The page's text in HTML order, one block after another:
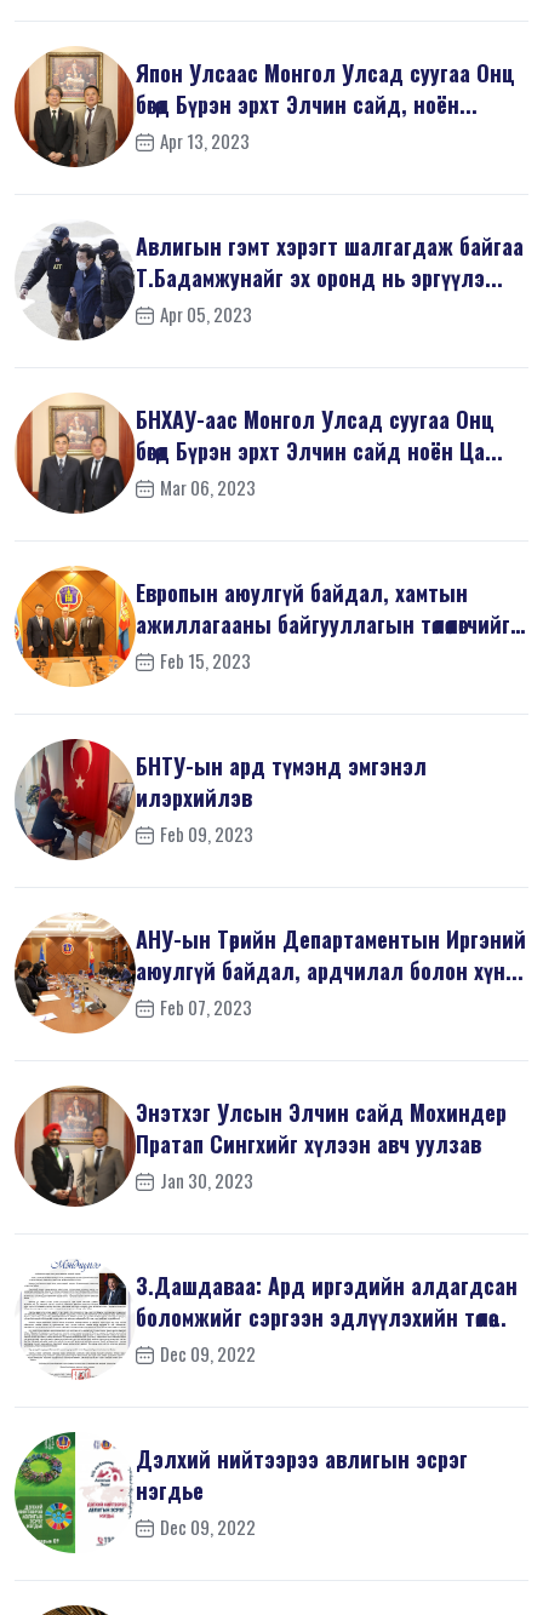
Япон Улсаас Монгол Улсад суугаа Онц
бөгөөд Бүрэн эрхт Элчин сайд, ноён...
Apr 13, 2023
Авлигын гэмт хэрэгт шалгагдаж байгаа
Т.Бадамжунайг эх оронд нь эргүүлэ...
Apr 05, 2023
БНХАУ-аас Монгол Улсад суугаа Онц
бөгөөд Бүрэн эрхт Элчин сайд ноён Ца...
Mar 06, 2023
Европын аюулгүй байдал, хамтын
ажиллагааны байгууллагын төлөөлөгчийг
х...Feb 15, 2023
БНТУ-ын ард түмэнд эмгэнэл
илэрхийлэв
Feb 09, 2023
АНУ-ын Төрийн Департаментын Иргэний
аюулгүй байдал, ардчилал болон хүн...
Feb 07, 2023
Энэтхэг Улсын Элчин сайд Мохиндер
Пратап Сингхийг хүлээн авч уулзав
Jan 30, 2023
З.Дашдаваа: Ард иргэдийн алдагдсан
боломжийг сэргээн эдлүүлэхийн төлөө...
Dec 09, 2022
Дэлхий нийтээрээ авлигын эсрэг
нэгдье
Dec 09, 2022